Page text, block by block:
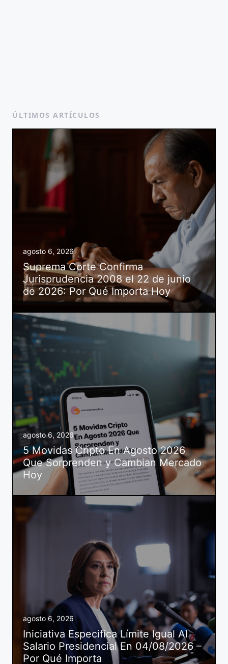
ÚLTIMOS ARTÍCULOS
agosto 6, 2026
Suprema Corte Confirma
Jurisprudencia 2008 el 22 de junio
de 2026: Por Qué Importa Hoy
agosto 6, 2026
5 Movidas Cripto En Agosto 2026
Que Sorprenden y Cambian Mercado
Hoy
agosto 6, 2026
Iniciativa Especifica Límite Igual Al
Salario Presidencial En 04/08/2026 –
Por Qué Importa